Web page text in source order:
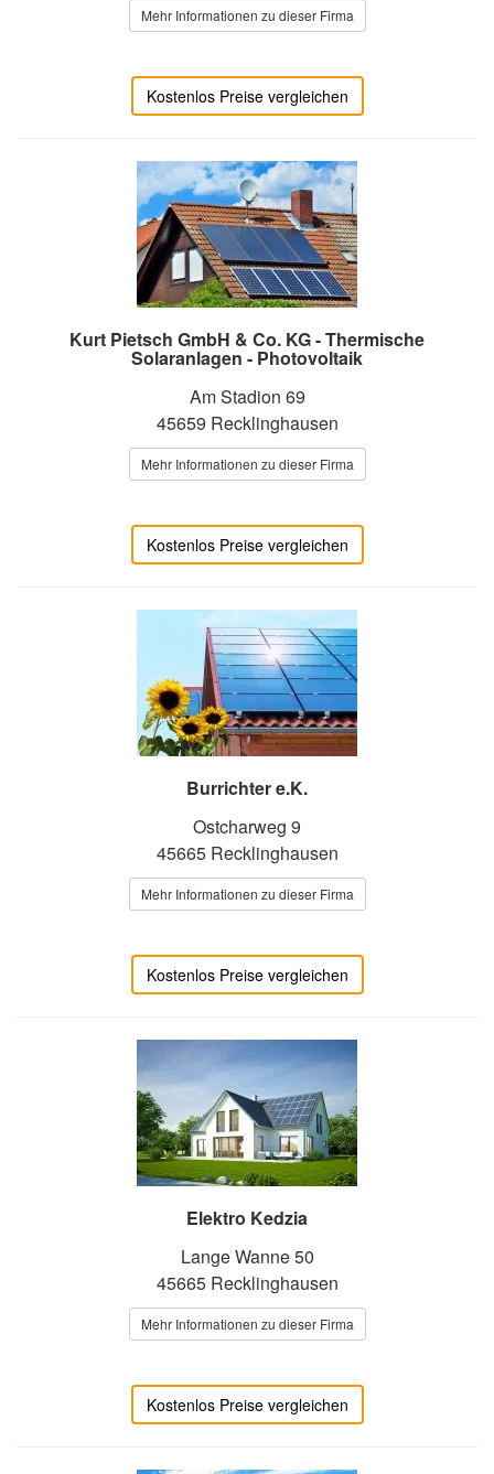
Mehr Informationen zu dieser Firma
Kostenlos Preise vergleichen
Kurt Pietsch GmbH & Co. KG - Thermische
Solaranlagen - Photovoltaik
Am Stadion 69
45659 Recklinghausen
Mehr Informationen zu dieser Firma
Kostenlos Preise vergleichen
Burrichter e.K.
Ostcharweg 9
45665 Recklinghausen
Mehr Informationen zu dieser Firma
Kostenlos Preise vergleichen
Elektro Kedzia
Lange Wanne 50
45665 Recklinghausen
Mehr Informationen zu dieser Firma
Kostenlos Preise vergleichen